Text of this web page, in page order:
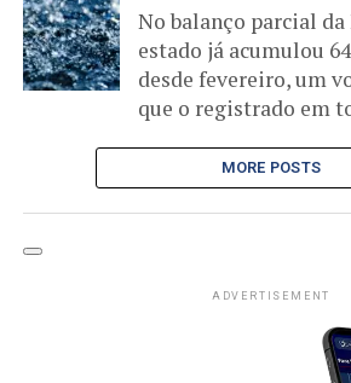
No balanço parcial da
estado já acumulou
desde fevereiro, um
que o registrado em
MORE POSTS
ADVERTISEMENT